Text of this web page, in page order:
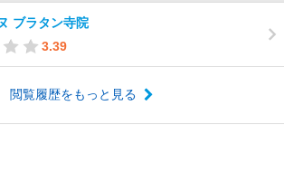
ブラタン寺院
3.39
閲覧履歴をもっと見る